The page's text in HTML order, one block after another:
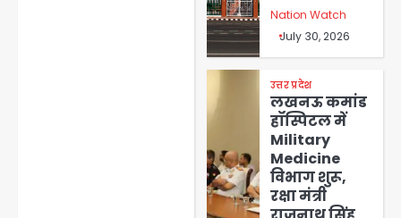
Nation Watch
July 30, 2026
उत्तर प्रदेश
लखनऊ कमांड
हॉस्पिटल में
Military
Medicine
विभाग शुरू,
रक्षा मंत्री